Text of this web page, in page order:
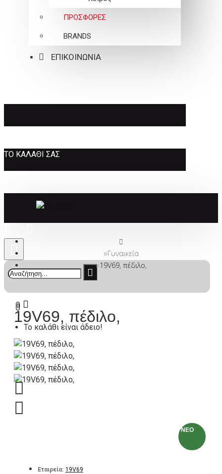
ΠΡΟΣΦΟΡΕΣ
BRANDS
ΕΠΙΚΟΙΝΩΝΙΑ
ΤΟ ΚΑΛΆΘΙ ΣΑΣ
0
Το καλάθι είναι άδειο!
Γυναικεία
19V69, πέδιλο,
19V69, πέδιλο,
NEO
Εταιρεία: 19V69